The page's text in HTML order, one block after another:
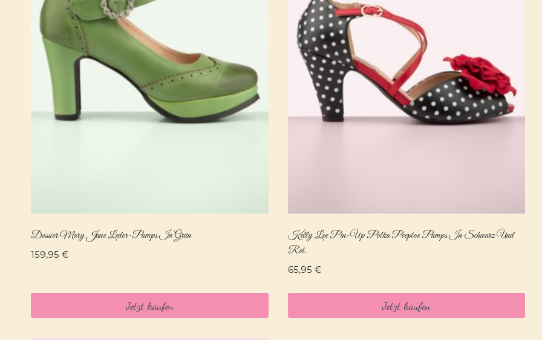
Dossier Mary Jane Leder-Pumps In Grün
159,95 €
Jetzt kaufen
Kelly Lee Pin-Up Polka Peeptoe Pumps In Schwarz Und
Rot.
65,95 €
Jetzt kaufen